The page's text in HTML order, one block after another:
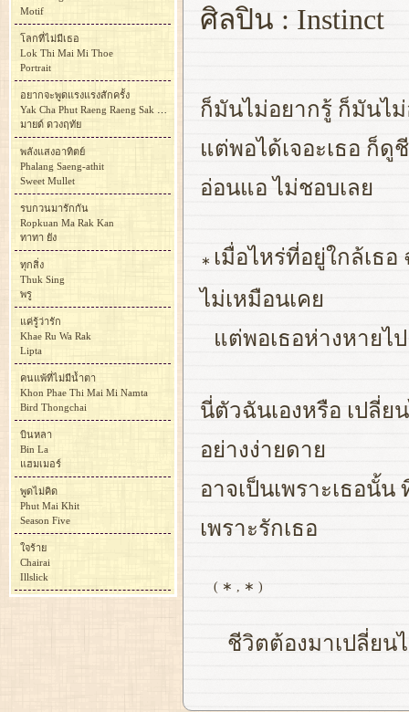
ศิลปิน : Instinct
ก็มันไม่อยากรู้ ก็มันไ
แต่พอได้เจอะเธอ ก็
อ่อนแอ ไม่ชอบเลย
∗ เมื่อไหร่ที่อยู่ใกล้เธ
ไม่เหมือนเคย
แต่พอเธอห่างหายไ
นี่ตัวฉันเองหรือ เปลี่ย
อย่างง่ายดาย
อาจเป็นเพราะเธอนั้
เพราะรักเธอ
( ∗ , ∗ )
ชีวิตต้องมาเปลี่ยน
Motif
โลกที่ไม่มีเธอ
Lok Thi Mai Mi Thoe
Portrait
อยากจะพูดแรงแรงสักครั้ง
Yak Cha Phut Raeng Raeng Sak Khrang
มายด์ ดวงฤทัย
พลังแสงอาทิตย์
Phalang Saeng-athit
Sweet Mullet
รบกวนมารักกัน
Ropkuan Ma Rak Kan
ทาทา ยัง
ทุกสิ่ง
Thuk Sing
พรู
แค่รู้ว่ารัก
Khae Ru Wa Rak
Lipta
คนแพ้ที่ไม่มีน้ำตา
Khon Phae Thi Mai Mi Namta
Bird Thongchai
บินหลา
Bin La
แฮมเมอร์
พูดไม่คิด
Phut Mai Khit
Season Five
ใจร้าย
Chairai
Illslick